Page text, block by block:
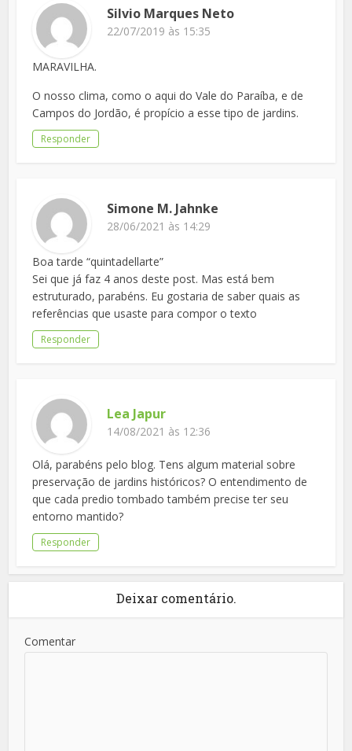
Silvio Marques Neto
22/07/2019 às 15:35
MARAVILHA.
O nosso clima, como o aqui do Vale do Paraíba, e de
Campos do Jordão, é propício a esse tipo de jardins.
Responder
Simone M. Jahnke
28/06/2021 às 14:29
Boa tarde “quintadellarte”
Sei que já faz 4 anos deste post. Mas está bem
estruturado, parabéns. Eu gostaria de saber quais as
referências que usaste para compor o texto
Responder
Lea Japur
14/08/2021 às 12:36
Olá, parabéns pelo blog. Tens algum material sobre
preservação de jardins históricos? O entendimento de
que cada predio tombado também precise ter seu
entorno mantido?
Responder
Deixar comentário.
Comentar